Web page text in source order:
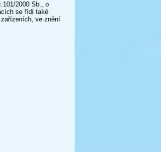
2000 Sb., o
se řídí také
ve znění